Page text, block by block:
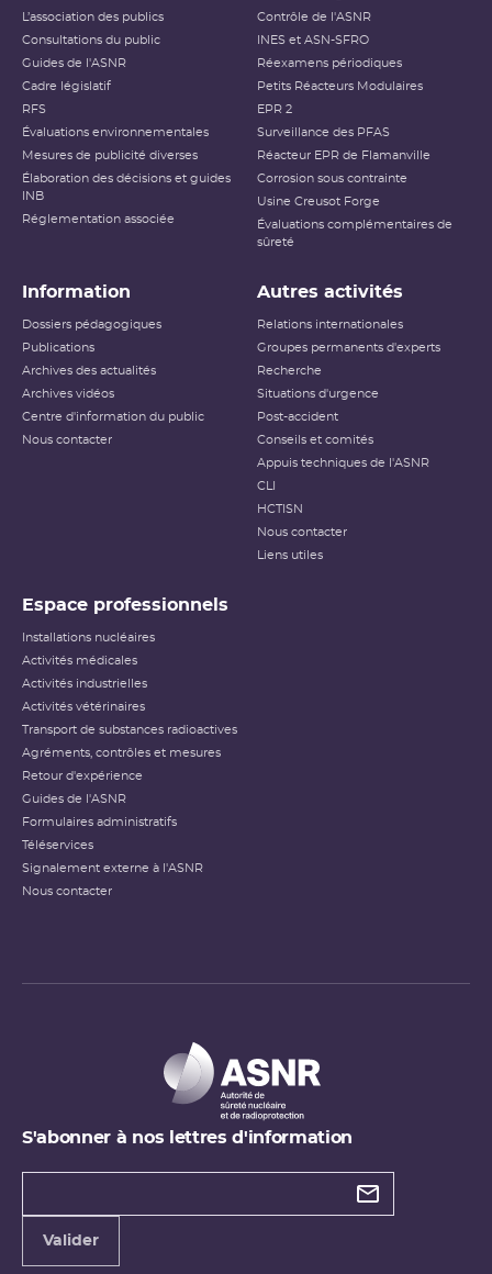
L’association des publics
Consultations du public
Guides de l'ASNR
Cadre législatif
RFS
Évaluations environnementales
Mesures de publicité diverses
Élaboration des décisions et guides
INB
Réglementation associée
Contrôle de l'ASNR
INES et ASN-SFRO
Réexamens périodiques
Petits Réacteurs Modulaires
EPR 2
Surveillance des PFAS
Réacteur EPR de Flamanville
Corrosion sous contrainte
Usine Creusot Forge
Évaluations complémentaires de
sûreté
Information
Dossiers pédagogiques
Publications
Archives des actualités
Archives vidéos
Centre d'information du public
Nous contacter
Autres activités
Relations internationales
Groupes permanents d'experts
Recherche
Situations d'urgence
Post-accident
Conseils et comités
Appuis techniques de l'ASNR
CLI
HCTISN
Nous contacter
Liens utiles
Espace professionnels
Installations nucléaires
Activités médicales
Activités industrielles
Activités vétérinaires
Transport de substances radioactives
Agréments, contrôles et mesures
Retour d'expérience
Guides de l'ASNR
Formulaires administratifs
Téléservices
Signalement externe à l'ASNR
Nous contacter
S'abonner à nos lettres d'information
Types de
Valider